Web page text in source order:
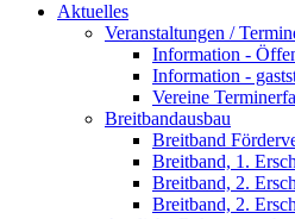
Aktuelles
Veranstaltungen /
Information -
Information -
Vereine
Breitbandausbau
Breitband
Breitband, 1.
Breitband, 2.
Breitband, 2.